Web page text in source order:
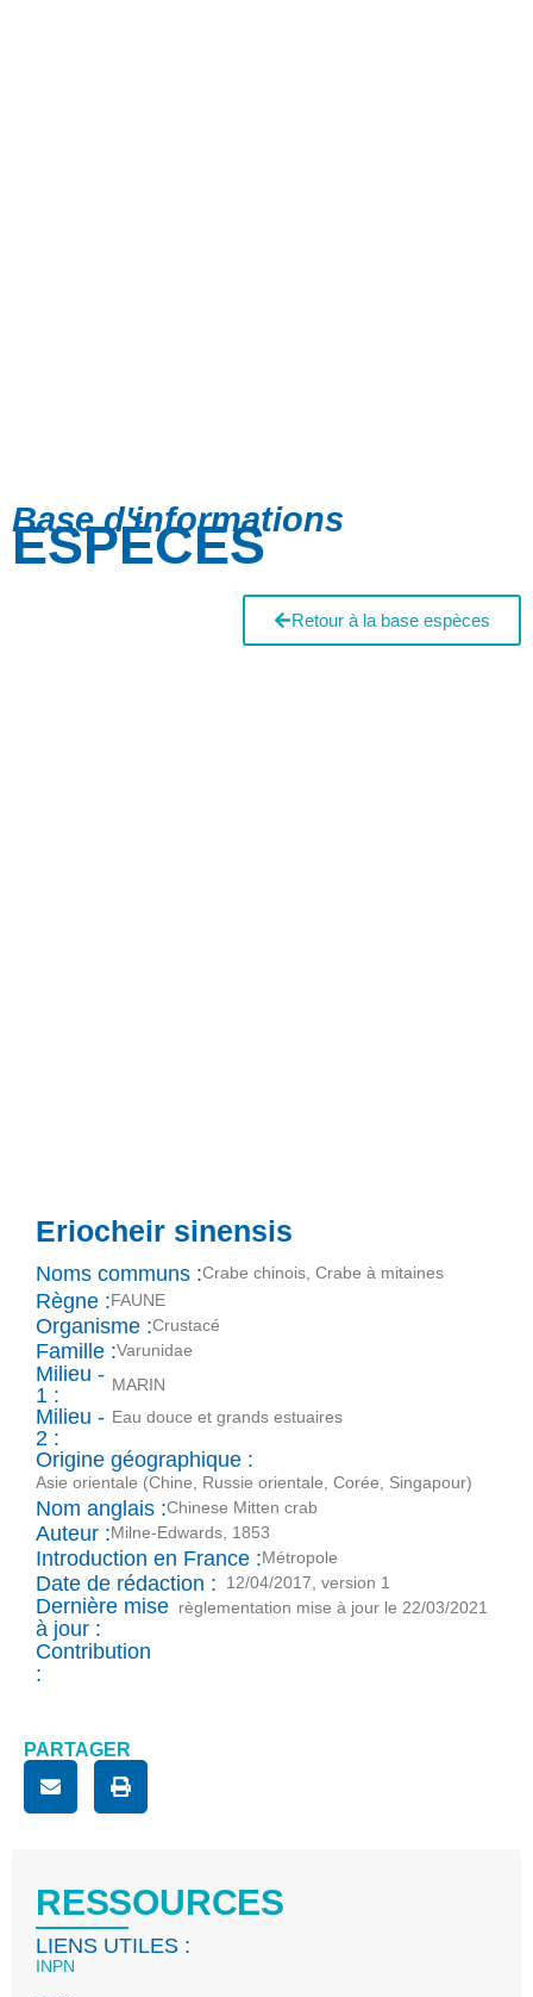
Base d'informations
ESPÈCES
Retour à la base espèces
Eriocheir sinensis
Noms communs :Crabe chinois, Crabe à mitaines
Règne :FAUNE
Organisme :Crustacé
Famille :Varunidae
Milieu -
1 :
MARIN
Milieu -
2 :
Eau douce et grands estuaires
Origine géographique :
Asie orientale (Chine, Russie orientale, Corée, Singapour)
Nom anglais :Chinese Mitten crab
Auteur :Milne-Edwards, 1853
Introduction en France :Métropole
Date de rédaction : 12/04/2017, version 1
Dernière mise
à jour :
règlementation mise à jour le 22/03/2021
Contribution
:
PARTAGER
RESSOURCES
LIENS UTILES :
INPN